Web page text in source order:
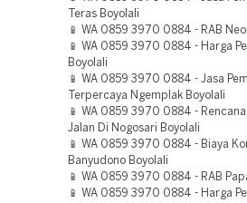
Teras Boyolali
📱 WA 0859 3970 0884 - RAB
📱 WA 0859 3970 0884 - Harga
Boyolali
📱 WA 0859 3970 0884 - Jasa
Terpercaya Ngemplak Boyolali
📱 WA 0859 3970 0884 -
Jalan Di Nogosari Boyolali
📱 WA 0859 3970 0884 - Biaya
Banyudono Boyolali
📱 WA 0859 3970 0884 - RAB
📱 WA 0859 3970 0884 - Harga